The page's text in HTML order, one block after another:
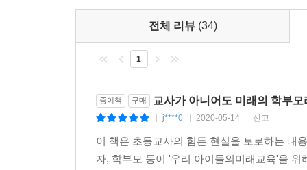
전체 리뷰 (34)
1
종이책 구매 교사가 아니어도 미래의 학부
j****0 2020-05-14 신고
이 책은 초등교사의 힘든 현실을 토로하는 내
자, 학부모 등이 '우리 아이들의미래교육'을